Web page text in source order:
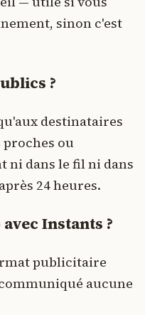
sinon c'est
?
destinataires
proches ou
ni dans le fil ni dans
24 heures.
Instants ?
publicitaire
aucune